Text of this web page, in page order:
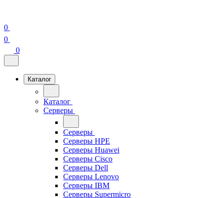
0
0
0
Каталог
Каталог
Серверы
Серверы
Серверы HPE
Серверы Huawei
Серверы Cisco
Серверы Dell
Серверы Lenovo
Серверы IBM
Серверы Supermicro